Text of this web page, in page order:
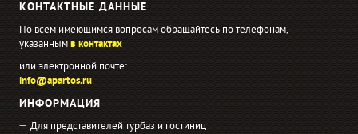
КОНТАКТНЫЕ ДАННЫЕ
По всем имеющимся вопросам обращайтесь по телефонам,
указаннымв контактах
или электронной почте:
info@apartos.ru
ИНФОРМАЦИЯ
Для представителей турбаз и гостиниц